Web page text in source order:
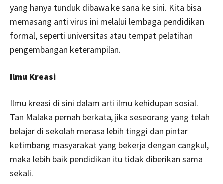
yang hanya tunduk dibawa ke sana ke sini. Kita bisa
memasang anti virus ini melalui lembaga pendidikan
formal, seperti universitas atau tempat pelatihan
pengembangan keterampilan.
Ilmu Kreasi
Ilmu kreasi di sini dalam arti ilmu kehidupan sosial.
Tan Malaka pernah berkata, jika seseorang yang telah
belajar di sekolah merasa lebih tinggi dan pintar
ketimbang masyarakat yang bekerja dengan cangkul,
maka lebih baik pendidikan itu tidak diberikan sama
sekali.